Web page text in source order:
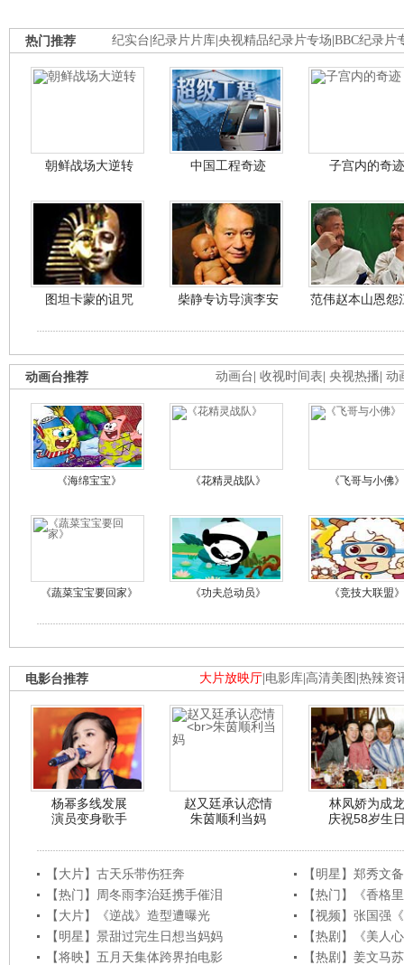
纪实台 纪录片片库 央视精品纪录片专场 BBC纪录片
热门推荐
朝鲜战场大逆转 中国工程奇迹 子宫内的奇迹
图坦卡蒙的诅咒 柴静专访导演李安 范伟赵本山恩怨
动画台 收视时间表 央视热播 动
动画台推荐
《海绵宝宝》 《花精灵战队》 《飞哥与小佛》
《蔬菜宝宝要回家》 《功夫总动员》 《竞技大联盟》
大片放映厅 电影库 高清美图 热辣资
电影台推荐
杨幂多线发展
演员变身歌手
赵又廷承认恋情
朱茵顺利当妈
林凤娇为成龙
庆祝58岁生
【大片】古天乐带伤狂奔
【明星】郑秀文
【热门】周冬雨李治廷携手催泪
【热门】《香格
【大片】《逆战》造型遭曝光
【视频】张国强
【明星】景甜过完生日想当妈妈
【热剧】《美人
【将映】五月天集体跨界拍电影
【热剧】姜文马